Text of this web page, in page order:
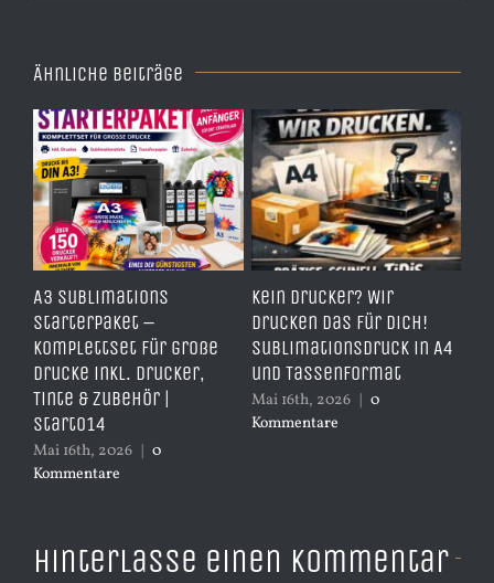
Ähnliche Beiträge
A3 Sublimations
Starterpaket –
Komplettset für große
Drucke inkl. Drucker,
Tinte & Zubehör |
Start014
Mai 16th, 2026 | 0
Kommentare
Kein Drucker? Wir
drucken das für dich!
Sublimationsdruck in A4
und Tassenformat
Mai 16th, 2026 | 0
Kommentare
Hinterlasse einen Kommentar